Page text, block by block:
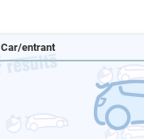
Car/entrant